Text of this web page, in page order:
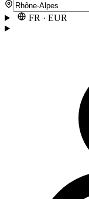
FR · EUR